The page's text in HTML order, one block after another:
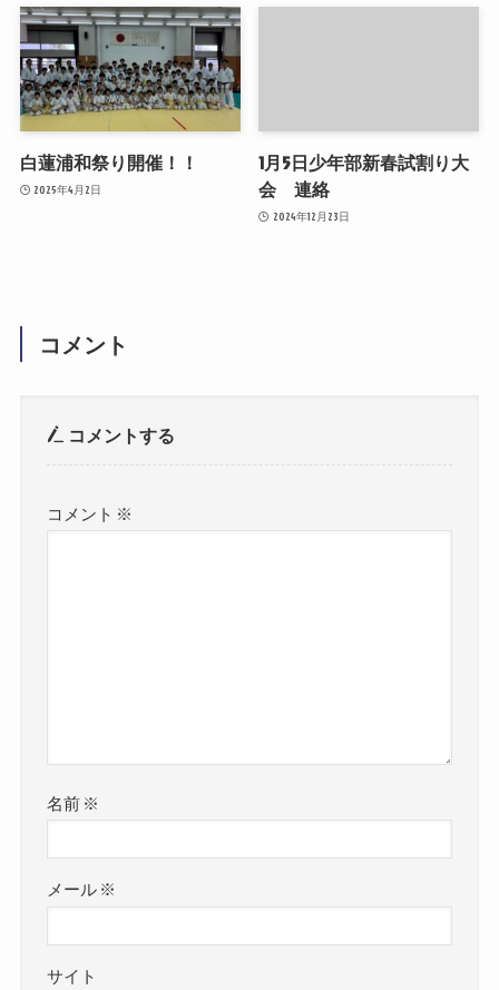
白蓮浦和祭り開催！！
2025年4月2日
1月5日少年部新春試割り大
会 連絡
2024年12月23日
コメント
コメントする
コメント ※
名前※
メール※
サイト